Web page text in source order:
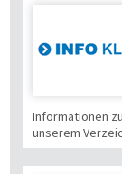
Informationen
unserem